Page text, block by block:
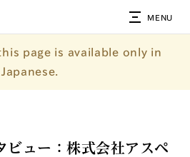
MENU
page is available only in
Japanese.
ビュー：株式会社アスペ